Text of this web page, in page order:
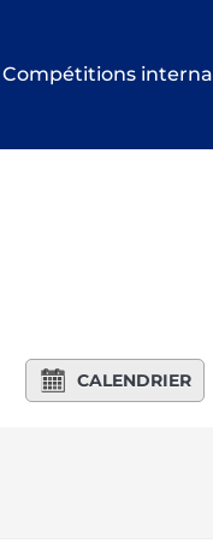
Compétitions
CALENDRIER